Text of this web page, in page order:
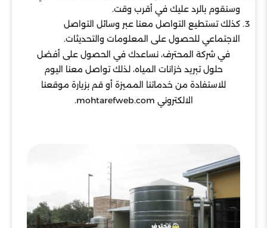
وسنقوم بالرد عليك في أقرب وقت.
كذلك تستطيع التواصل معنا عبر وسائل التواصل
الاجتماعي للحصول على المعلومات والتحديثات.
في شركة المحترف، نساعدك في الحصول على أفضل
حلول تبريد خزانات المياه، لذلك تواصل معنا اليوم
للاستفادة من خدماتنا المميزة أو قم بزيارة موقعنا
الالكتروني mohtarefweb.com.